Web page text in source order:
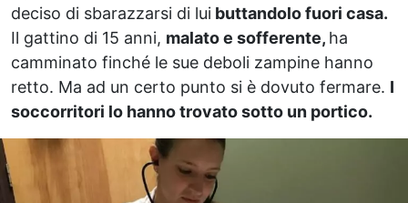
deciso di sbarazzarsi di lui buttandolo fuori casa.
Il gattino di 15 anni, malato e sofferente, ha
camminato finché le sue deboli zampine hanno
retto. Ma ad un certo punto si è dovuto fermare. I
soccorritori lo hanno trovato sotto un portico.